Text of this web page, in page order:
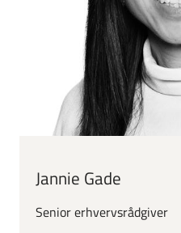
Jannie Gade
Senior erhvervsrådgiver